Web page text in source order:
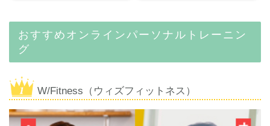
おすすめオンラインパーソナルトレーニン
グ
W/Fitness（ウィズフィットネス）